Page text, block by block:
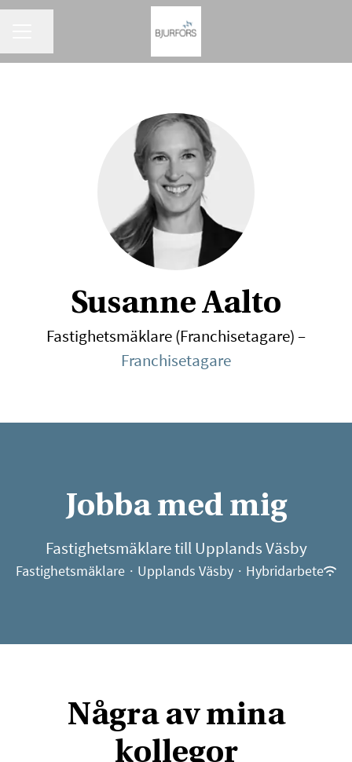
Susanne Aalto
Fastighetsmäklare (Franchisetagare) –
Franchisetagare
Jobba med mig
Fastighetsmäklare till Upplands Väsby
Fastighetsmäklare · Upplands Väsby · Hybridarbete
Några av mina
kollegor